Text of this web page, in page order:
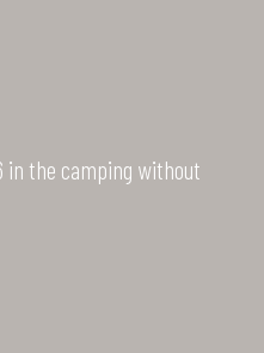
in the camping without